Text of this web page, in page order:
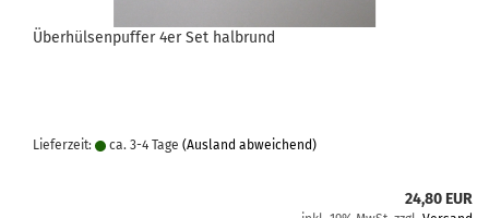
Überhülsenpuffer 4er Set halbrund
Lieferzeit: ca. 3-4 Tage (Ausland abweichend)
24,80 EUR